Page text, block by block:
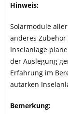
Hinweis:
Solarmodule
anderes
Inselanlage
der Auslegung
Erfahrung im
autarken
Bemerkung: